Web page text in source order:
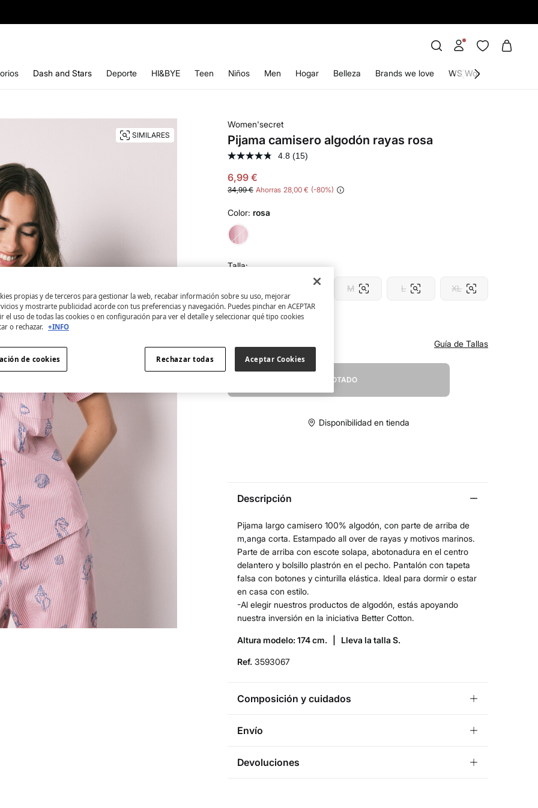
Dash and Stars Deporte HI&BYE Teen Niños Men Hogar Belleza Brands we love WS World
SIMILARES
Women'secret
Pijama camisero algodón rayas rosa
4.8 (15)
6,99 €
34,99 € Ahorras 28,00 € 80
Color: rosa
Talla:
M L XL
XXL
Guía de Tallas
AGOTADO
Disponibilidad en tienda
Descripción
Pijama largo camisero 100% algodón, con parte de arriba de
m,anga corta. Estampado all over de rayas y motivos marinos.
Parte de arriba con escote solapa, abotonadura en el centro
delantero y bolsillo plastrón en el pecho. Pantalón con tapeta
falsa con botones y cinturilla elástica. Ideal para dormir o estar
en casa con estilo.
-Al elegir nuestros productos de algodón, estás apoyando
nuestra inversión en la iniciativa Better Cotton.
Altura modelo: 174 cm. | Lleva la talla S.
Ref. 3593067
Composición y cuidados
Composición
Cuidados
Envío
Envío a tienda
¡GRATIS!
Devoluciones
propias y de terceros para gestionar la web, recabar información sobre su uso, mejorar
y mostrarte publicidad acorde con tus preferencias y navegación. Puedes pinchar en ACEPTAR
el uso de todas las cookies o en configuración para ver el detalle y seleccionar qué tipo cookies
o rechazar. +INFO
Rechazar todas Aceptar Cookies
de cookies